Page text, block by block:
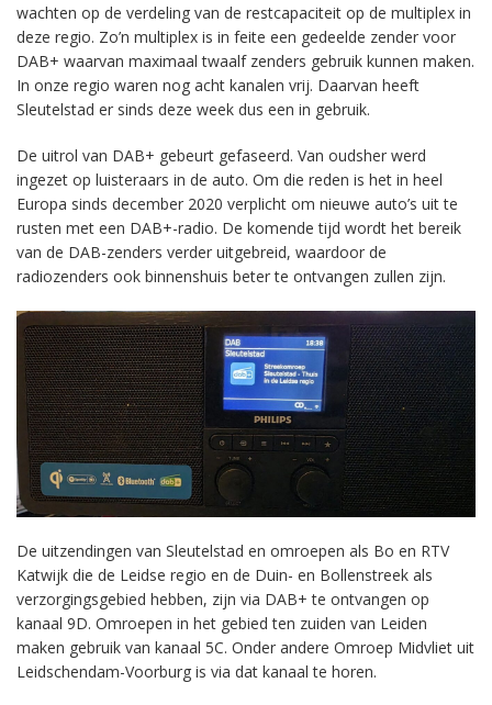
wachten op de verdeling van de restcapaciteit op de multiplex in
deze regio. Zo’n multiplex is in feite een gedeelde zender voor
DAB+ waarvan maximaal twaalf zenders gebruik kunnen maken.
In onze regio waren nog acht kanalen vrij. Daarvan heeft
Sleutelstad er sinds deze week dus een in gebruik.
De uitrol van DAB+ gebeurt gefaseerd. Van oudsher werd
ingezet op luisteraars in de auto. Om die reden is het in heel
Europa sinds december 2020 verplicht om nieuwe auto’s uit te
rusten met een DAB+-radio. De komende tijd wordt het bereik
van de DAB-zenders verder uitgebreid, waardoor de
radiozenders ook binnenshuis beter te ontvangen zullen zijn.
De uitzendingen van Sleutelstad en omroepen als Bo en RTV
Katwijk die de Leidse regio en de Duin- en Bollenstreek als
verzorgingsgebied hebben, zijn via DAB+ te ontvangen op
kanaal 9D. Omroepen in het gebied ten zuiden van Leiden
maken gebruik van kanaal 5C. Onder andere Omroep Midvliet uit
Leidschendam-Voorburg is via dat kanaal te horen.